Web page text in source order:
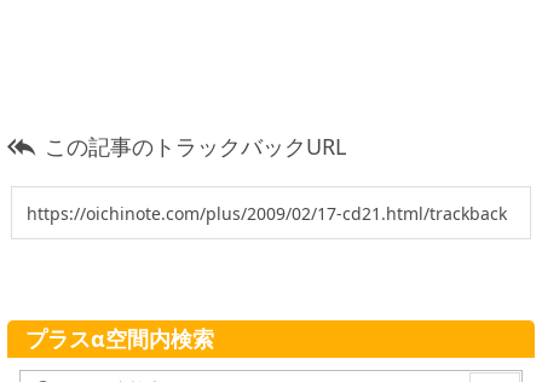
 この記事のトラックバックURL
プラスα空間内検索